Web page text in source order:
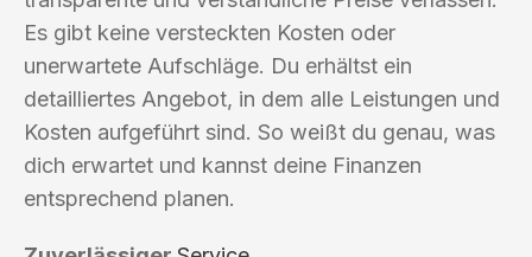
Es gibt keine versteckten Kosten oder
unerwartete Aufschläge. Du erhältst ein
detailliertes Angebot, in dem alle Leistungen und
Kosten aufgeführt sind. So weißt du genau, was
dich erwartet und kannst deine Finanzen
entsprechend planen.